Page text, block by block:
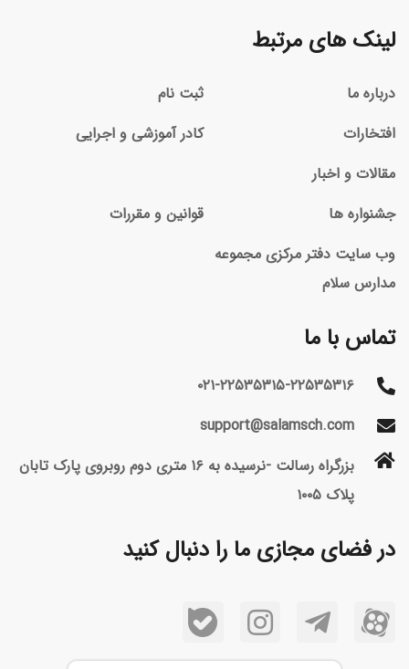
لینک های مرتبط
درباره ما
ثبت نام
افتخارات
کادر آموزشی و اجرایی
مقالات و اخبار
جشنواره ها
قوانین و مقررات
وب سایت دفتر مرکزی مجموعه
مدارس سلام
تماس با ما
۰۲۱-۲۲۵۳۵۳۱۵-۲۲۵۳۵۳۱۶
support@salamsch.com
بزرگراه رسالت -نرسیده به ۱۶ متری دوم روبروی پارک تابان
پلاک ۱۰۰۵
در فضای مجازی ما را دنبال کنید